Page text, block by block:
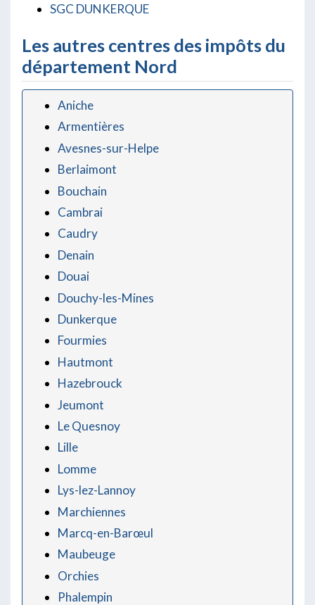
SGC DUNKERQUE
Les autres centres des impôts du
département Nord
Aniche
Armentières
Avesnes-sur-Helpe
Berlaimont
Bouchain
Cambrai
Caudry
Denain
Douai
Douchy-les-Mines
Dunkerque
Fourmies
Hautmont
Hazebrouck
Jeumont
Le Quesnoy
Lille
Lomme
Lys-lez-Lannoy
Marchiennes
Marcq-en-Barœul
Maubeuge
Orchies
Phalempin